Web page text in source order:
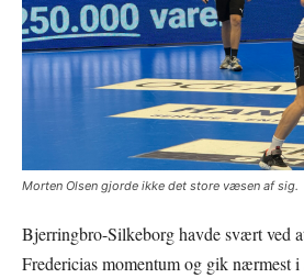
Morten Olsen gjorde ikke det store væsen af sig.
Bjerringbro-Silkeborg havde svært ved
Fredericias momentum og gik nærmest